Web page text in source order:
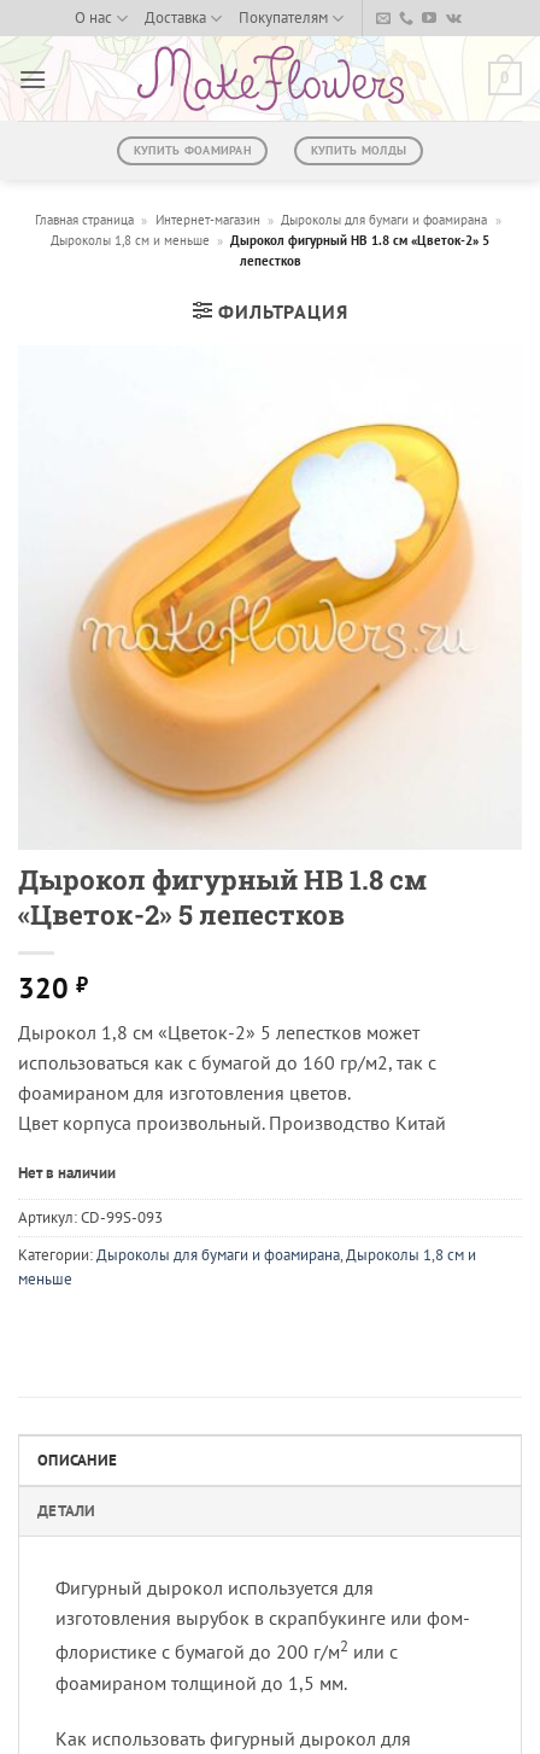
to
content
О нас Доставка Покупателям
0
КУПИТЬ ФОАМИРАН КУПИТЬ МОЛДЫ
Главная страница » Интернет-магазин » Дыроколы для бумаги и фоамирана »
Дыроколы 1,8 см и меньше » Дырокол фигурный HB 1.8 см «Цветок-2» 5
лепестков
ФИЛЬТРАЦИЯ
Дырокол фигурный HB 1.8 см
«Цветок-2» 5 лепестков
320 ₽
Дырокол 1,8 см «Цветок-2» 5 лепестков может
использоваться как с бумагой до 160 гр/м2, так с
фоамираном для изготовления цветов.
Цвет корпуса произвольный. Производство Китай
Нет в наличии
Артикул:CD-99S-093
Категории:Дыроколы для бумаги и фоамирана,Дыроколы 1,8 см и
меньше
ОПИСАНИЕ
ДЕТАЛИ
Фигурный дырокол используется для
изготовления вырубок в скрапбукинге или фом-
флористике с бумагой до 200 г/м2 или с
фоамираном толщиной до 1,5 мм.
Как использовать фигурный дырокол для